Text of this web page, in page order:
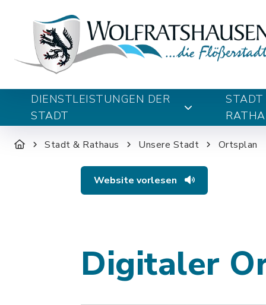
DIENSTLEISTUNGEN DER
STADT
STADT
Stadt & Rathaus Unsere Stadt Ortsplan
Website vorlesen
Digitaler